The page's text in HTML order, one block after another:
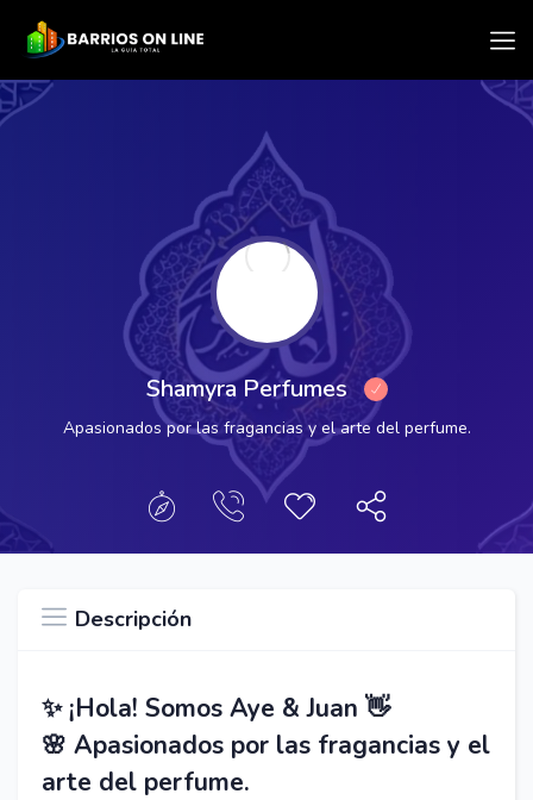
Mostrar Barra Lateral
Shamyra Perfumes
Apasionados por las fragancias y el arte del perfume.
Descripción
✨ ¡Hola! Somos Aye & Juan 👋
🌸 Apasionados por las fragancias y el
arte del perfume.